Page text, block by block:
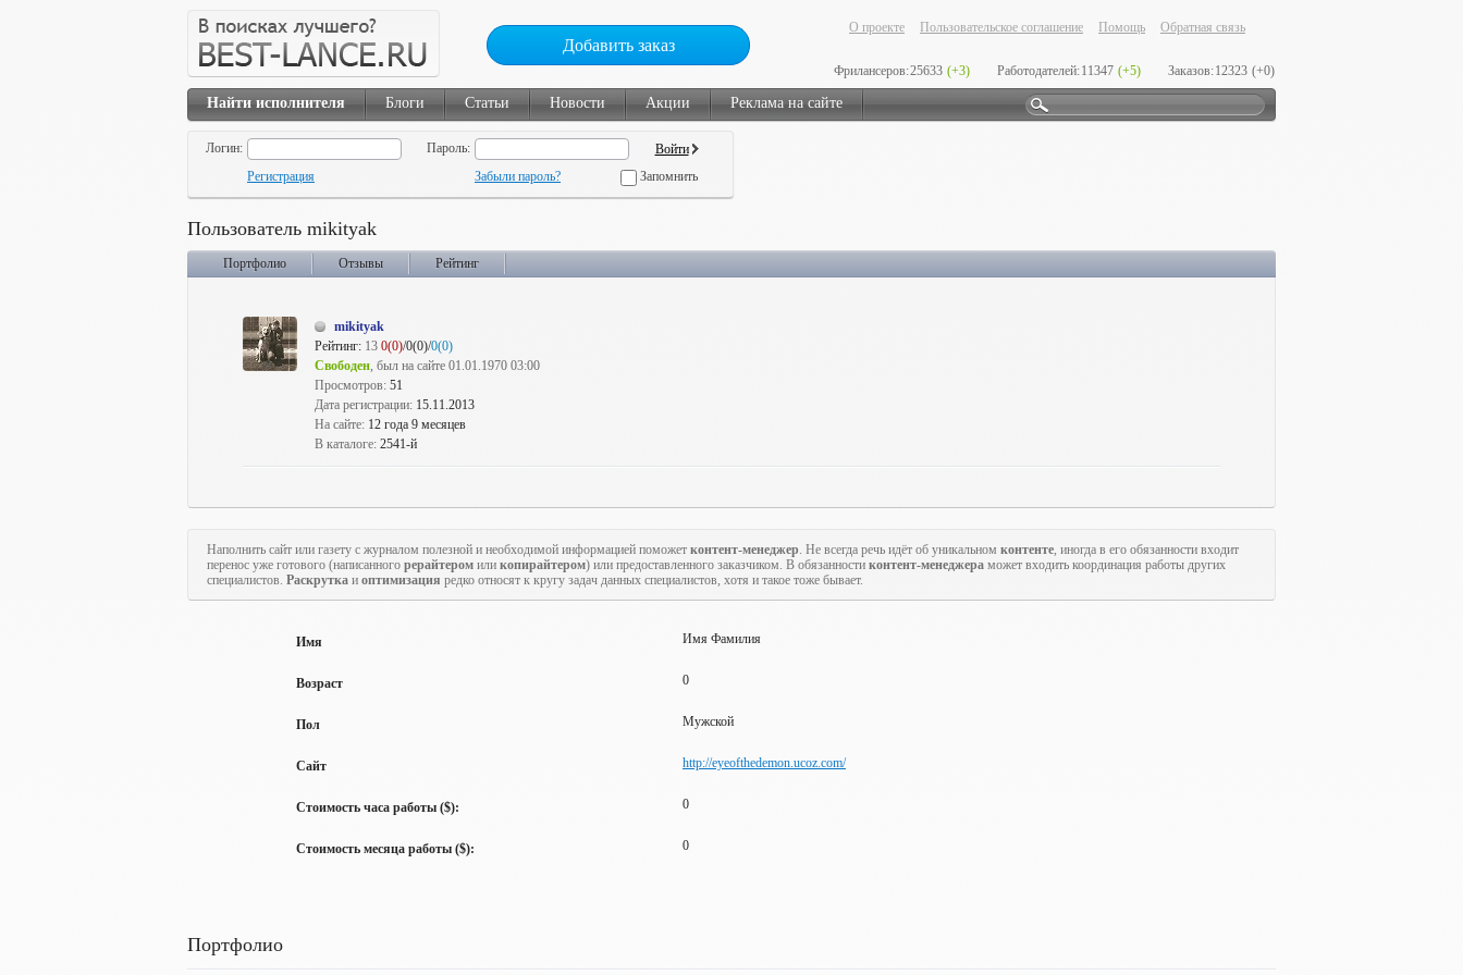
Добавить заказ
О проекте Пользовательское соглашение Помощь Обратная связь
Фрилансеров:25633 (+3) Работодателей:11347 (+5) Заказов:12323 (+0)
Найти исполнителя Блоги Статьи Новости Акции Реклама на сайте
Логин:
Пароль:
Регистрация
Забыли пароль? Запомнить
Пользователь mikityak
Портфолио Отзывы Рейтинг
mikityak
Рейтинг: 13 0(0)/0(0)/0(0)
Свободен, был на сайте 01.01.1970 03:00
Просмотров: 51
Дата регистрации: 15.11.2013
На сайте: 12 года 9 месяцев
В каталоге: 2541-й
Наполнить сайт или газету с журналом полезной и необходимой информацией поможет контент-менеджер. Не всегда речь идёт об уникальном контенте, иногда в его обязанности входит
перенос уже готового (написанного рерайтером или копирайтером) или предоставленного заказчиком. В обязанности контент-менеджера может входить координация работы других
специалистов. Раскрутка и оптимизация редко относят к кругу задач данных специалистов, хотя и такое тоже бывает.
Имя Имя Фамилия
Возраст 0
Пол Мужской
Сайт http://eyeofthedemon.ucoz.com/
Стоимость часа работы ($): 0
Стоимость месяца работы ($): 0
Портфолио